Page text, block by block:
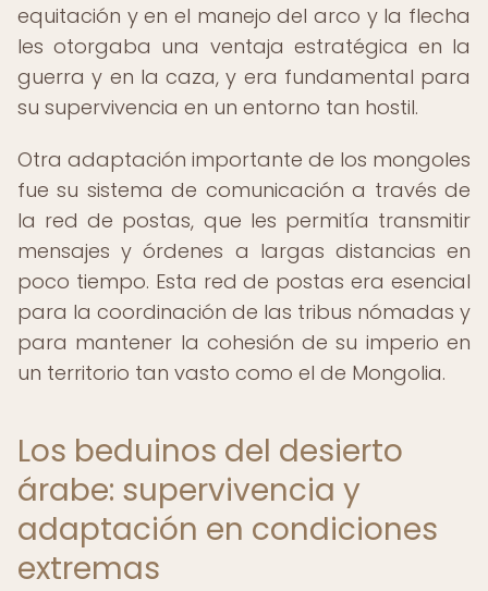
equitación y en el manejo del arco y la flecha
les otorgaba una ventaja estratégica en la
guerra y en la caza, y era fundamental para
su supervivencia en un entorno tan hostil.
Otra adaptación importante de los mongoles
fue su sistema de comunicación a través de
la red de postas, que les permitía transmitir
mensajes y órdenes a largas distancias en
poco tiempo. Esta red de postas era esencial
para la coordinación de las tribus nómadas y
para mantener la cohesión de su imperio en
un territorio tan vasto como el de Mongolia.
Los beduinos del desierto
árabe: supervivencia y
adaptación en condiciones
extremas